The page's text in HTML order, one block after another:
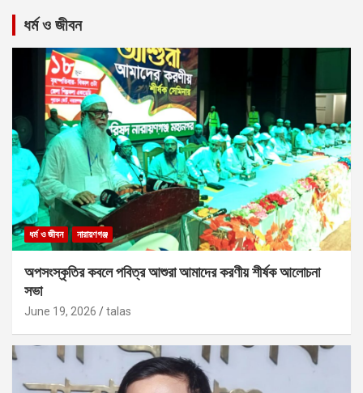
ধর্ম ও জীবন
ধর্ম ও জীবন নারায়ণগঞ্জ
অপসংস্কৃতির কবলে পবিত্র আশুরা আমাদের করণীয় শীর্ষক আলোচনা
সভা
June 19, 2026 talas